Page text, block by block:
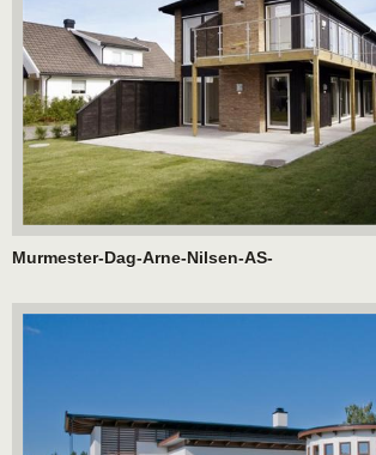
Murmester-Dag-Arne-Nilsen-AS-